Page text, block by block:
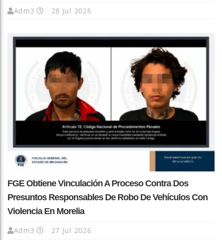
Adm3 28 Jul 2026
FGE Obtiene Vinculación A Proceso Contra Dos
Presuntos Responsables De Robo De Vehículos Con
Violencia En Morelia
Adm3 27 Jul 2026